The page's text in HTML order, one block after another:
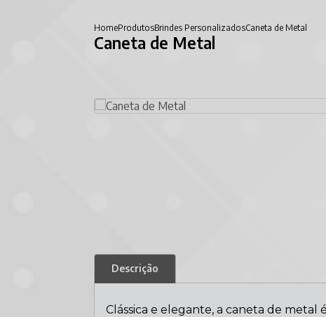
HomeProdutosBrindes PersonalizadosCaneta de Metal
Caneta de Metal
Descrição
Clássica e elegante, a caneta de